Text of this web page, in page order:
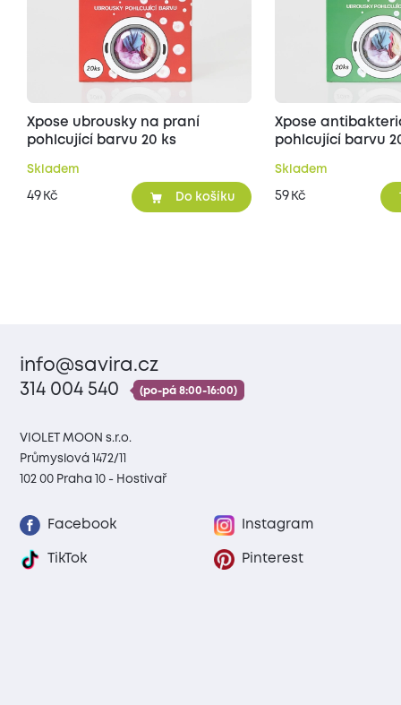
Xpose ubrousky na praní
pohlcující barvu 20 ks
Skladem
49 Kč Do košíku
Xpose
pohlcující barvu
Skladem
59 Kč
info@savira.cz
314 004 540
(po-pá 8:00-16:00)
VIOLET MOON s.r.o.
Průmyslová 1472/11
102 00 Praha 10 - Hostivař
Facebook Instagram
TikTok Pinterest